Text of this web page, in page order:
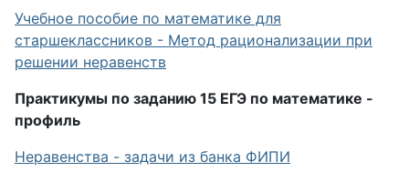
Учебное пособие по математике для
старшеклассников - Метод рационализации при
решении неравенств
Практикумы по заданию 15 ЕГЭ по математике -
профиль
Неравенства - задачи из банка ФИПИ